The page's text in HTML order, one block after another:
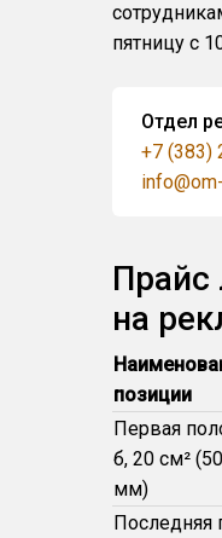
пятницу с
Отдел
+7 (383)
Прайс
на
позиции
Первая
б, 20 см²
мм)
Последняя